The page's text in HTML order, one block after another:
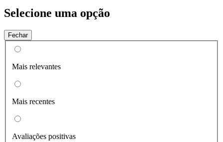
Selecione uma opção
Fechar
Mais relevantes
Mais recentes
Avaliações positivas